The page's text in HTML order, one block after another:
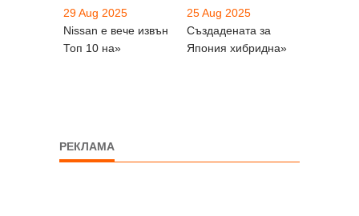
29 Aug 2025
Nissan е вече извън
Топ 10 на»
25 Aug 2025
Създадената за
Япония хибридна»
РЕКЛАМА